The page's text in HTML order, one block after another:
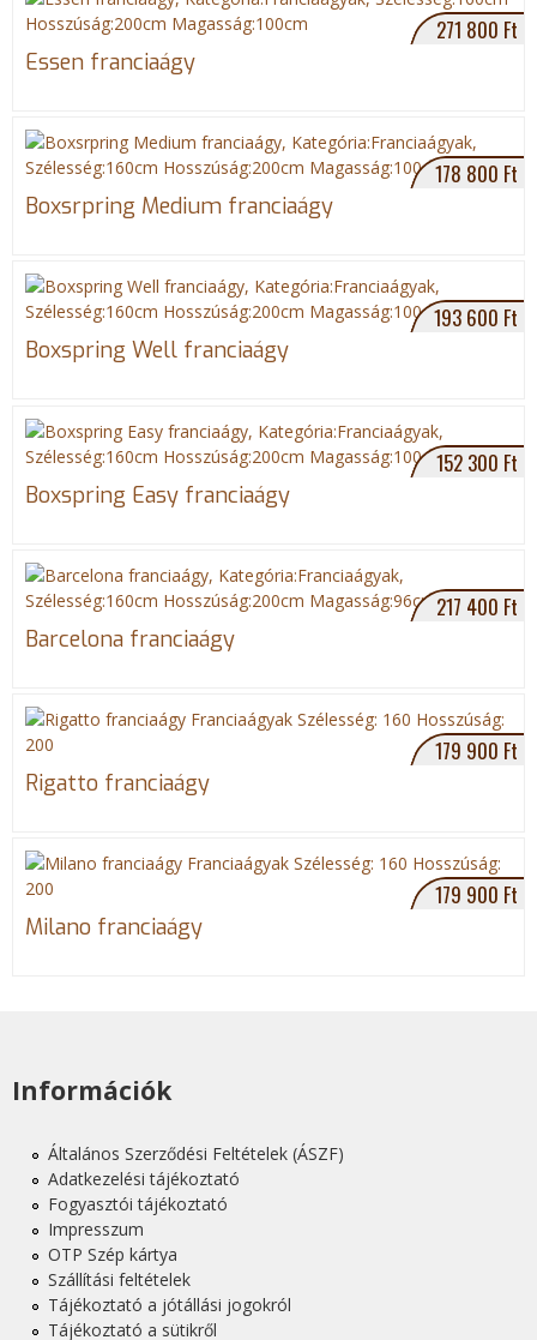
271 800 Ft
Essen franciaágy
178 800 Ft
Boxsrpring Medium franciaágy
193 600 Ft
Boxspring Well franciaágy
152 300 Ft
Boxspring Easy franciaágy
217 400 Ft
Barcelona franciaágy
179 900 Ft
Rigatto franciaágy
179 900 Ft
Milano franciaágy
Információk
Általános Szerződési Feltételek (ÁSZF)
Adatkezelési tájékoztató
Fogyasztói tájékoztató
Impresszum
OTP Szép kártya
Szállítási feltételek
Tájékoztató a jótállási jogokról
Tájékoztató a sütikről